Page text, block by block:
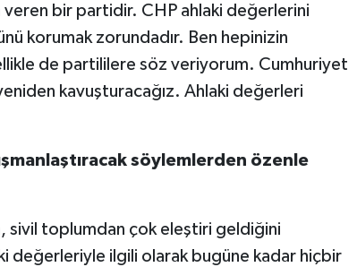
bir partidir. CHP ahlaki değerlerini
korumak zorundadır. Ben hepinizin
de partililere söz veriyorum. Cumhuriyet
kavuşturacağız. Ahlaki değerleri
söylemlerden özenle
toplumdan çok eleştiri geldiğini
değerleriyle ilgili olarak bugüne kadar hiçbir